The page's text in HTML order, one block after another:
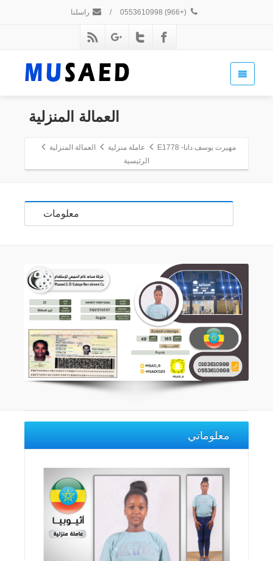
(+966) 0553610998
/ راسلنا
العمالة المنزلية
مهيرت يوسف دانا- E1778 عاملة منزلية
العمالة المنزلية
الرئيسية
معلومات
معلوماتي